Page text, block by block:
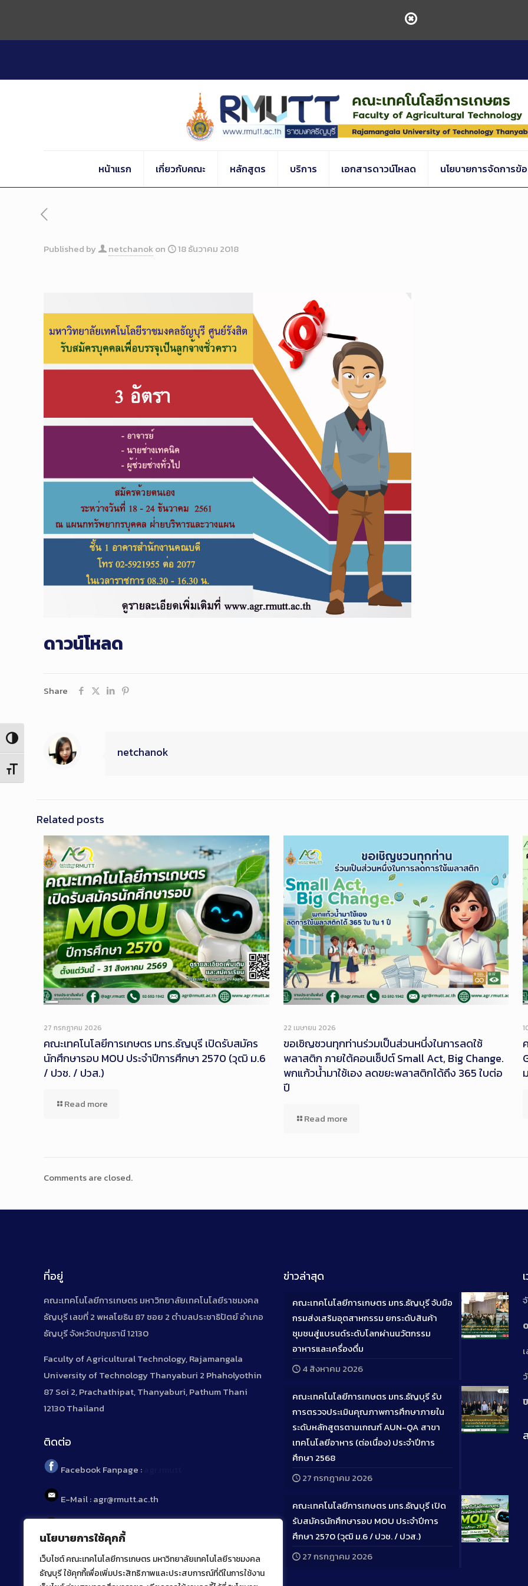
นโยบายการใช้คุกกี้
เว็บไซต์ คณะเทคโนโลยีการเกษตร มหาวิทยาลัยเทคโนโลยีราชมงคล
ธัญบุรี ใช้คุกกี้เพื่อเพิ่มประสิทธิภาพและประสบการณ์ที่ดีในการใช้งาน
Content
Toggle High Contrast
Toggle Font size
หน้าแรก เกี่ยวกับคณะ หลักสูตร บริการ เอกสารดาวน์โหลด นโยบายการจัดการข้
Published by netchanokon 18 ธันวาคม 2018
ดาวน์โหลด
Share
netchanok
Related posts
Long
27 กรกฎาคม 2026
คณะเทคโนโลยีการเกษตร มทร.ธัญบุรี เปิดรับสมัคร
นักศึกษารอบ MOU ประจำปีการศึกษา 2570 (วุฒิ ม.6
/ ปวช. / ปวส.)
Read more
22 เมษายน 2026
ขอเชิญชวนทุกท่านร่วมเป็นส่วนหนึ่งในการลดใช้
พลาสติก ภายใต้คอนเซ็ปต์ Small Act, Big Change.
พกแก้วน้ำมาใช้เอง ลดขยะพลาสติกได้ถึง 365 ใบต่อ
ปี
Read more
Comments are closed.
ที่อยู่
คณะเทคโนโลยีการเกษตร มหาวิทยาลัยเทคโนโลยีราชมงคล
ธัญบุรี เลขที่ 2 พหลโยธิน 87 ซอย 2 ตำบลประชาธิปัตย์ อำเภอ
ธัญบุรี จังหวัดปทุมธานี 12130
Faculty of Agricultural Technology, Rajamangala
University of Technology Thanyaburi 2 Phaholyothin
87 Soi 2, Prachathipat, Thanyaburi, Pathum Thani
12130 Thailand
ติดต่อ
Facebook Fanpage :
E-Mail : agr@rmutt.ac.th
Tel : 02 592 1955
ข่าวล่าสุด
Long
คณะเทคโนโลยีการเกษตร มทร.ธัญบุรี จับมือ
กรมส่งเสริมอุตสาหกรรม ยกระดับสินค้า
ชุมชนสู่แบรนด์ระดับโลกผ่านนวัตกรรม
อาหารและเครื่องดื่ม
4 สิงหาคม 2026
Long
คณะเทคโนโลยีการเกษตร มทร.ธัญบุรี รับ
การตรวจประเมินคุณภาพการศึกษาภายใน
ระดับหลักสูตรตามเกณฑ์ AUN-QA สาขา
เทคโนโลยีอาหาร (ต่อเนื่อง) ประจำปีการ
ศึกษา 2568
27 กรกฎาคม 2026
Long
คณะเทคโนโลยีการเกษตร มทร.ธัญบุรี เปิด
รับสมัครนักศึกษารอบ MOU ประจำปีการ
ศึกษา 2570 (วุฒิ ม.6 / ปวช. / ปวส.)
27 กรกฎาคม 2026